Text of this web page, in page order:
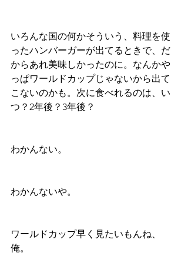
いろんな国の何かそういう、料理を使
ったハンバーガーが出てるときで、だ
からあれ美味しかったのに。なんかや
っぱワールドカップじゃないから出て
こないのかも。次に食べれるのは、い
つ？2年後？3年後？
わかんない。
わかんないや。
ワールドカップ早く見たいもんね、
俺。